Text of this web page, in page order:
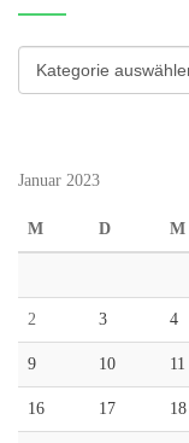
Kategorien
Januar 2023
M D M
2 3 4
9 10 11
16 17 18